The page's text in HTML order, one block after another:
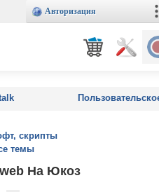
Авторизация
скрипты
темы
На Юкоз